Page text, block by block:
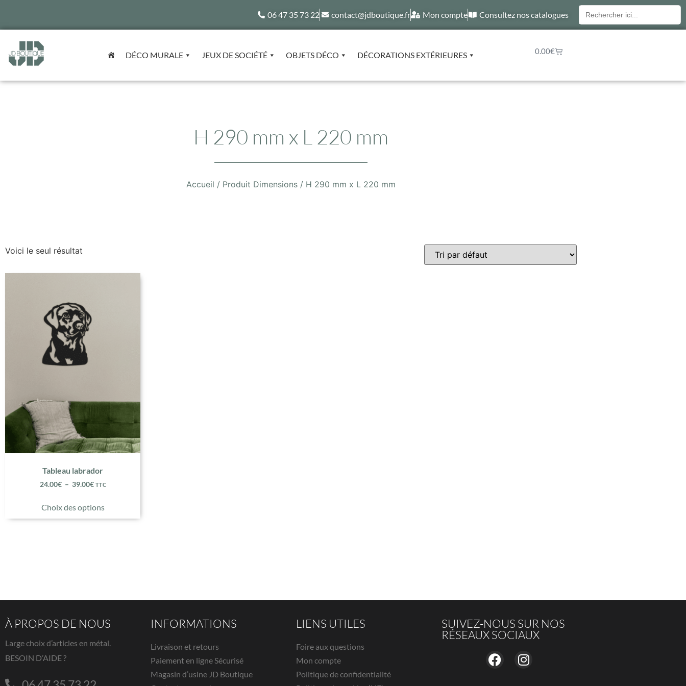
06 47 35 73 22 contact@jdboutique.fr Mon compte Consultez nos catalogues
Recherche
pour :
DÉCO MURALE JEUX DE SOCIÉTÉ OBJETS DÉCO DÉCORATIONS EXTÉRIEURES 0.00€
H 290 mm x L 220 mm
Accueil / Produit Dimensions / H 290 mm x L 220 mm
Voici le seul résultat
Tableau labrador
24.00€ – 39.00€ TTC
Choix des options
À PROPOS DE NOUS
Large choix d’articles en métal.
BESOIN D’AIDE ?
INFORMATIONS
Livraison et retours
Paiement en ligne Sécurisé
Magasin d’usine JD Boutique
LIENS UTILES
Foire aux questions
Mon compte
Politique de confidentialité
SUIVEZ-NOUS SUR NOS
RÉSEAUX SOCIAUX